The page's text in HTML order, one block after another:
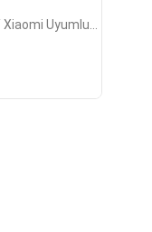
Uyumlu...